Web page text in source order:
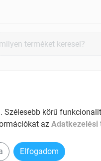
körű
az Adatkezelési
Elfogadom